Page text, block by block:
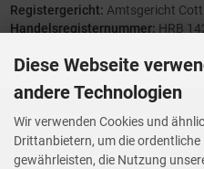
Registergericht: Amtsgericht
Handelsregisternummer: HRB
Ihre Meinung zählt
Vorwerk Ersatzteile
Diese Webseite
andere Technologien
Wir verwenden Cookies und
Drittanbietern, um die
gewährleisten, die Nutzung